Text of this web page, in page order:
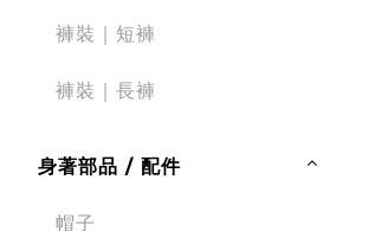
褲裝｜短褲
褲裝｜長褲
身著部品 / 配件
帽子